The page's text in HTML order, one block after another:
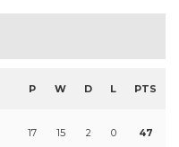
P W D L PTS
17 15 2 0 47